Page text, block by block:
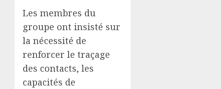
Les membres du
groupe ont insisté sur
la nécessité de
renforcer le traçage
des contacts, les
capacités de